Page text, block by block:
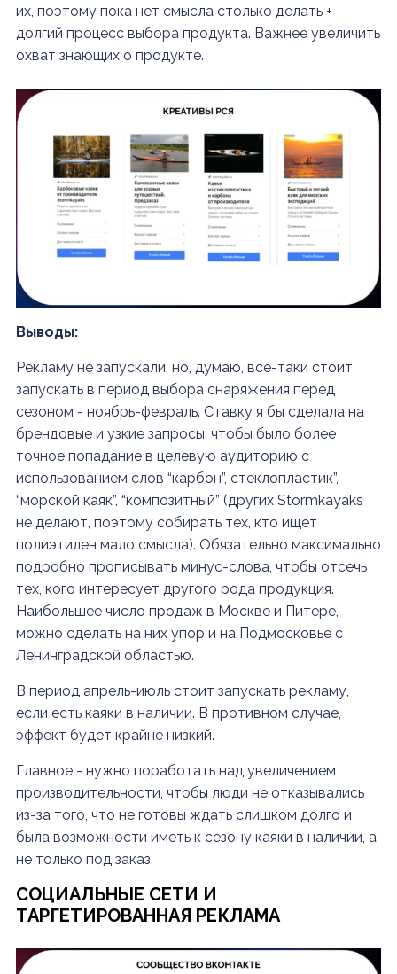
их, поэтому пока нет смысла столько делать +
долгий процесс выбора продукта. Важнее увеличить
охват знающих о продукте.
Выводы:
Рекламу не запускали, но, думаю, все-таки стоит
запускать в период выбора снаряжения перед
сезоном - ноябрь-февраль. Ставку я бы сделала на
брендовые и узкие запросы, чтобы было более
точное попадание в целевую аудиторию с
использованием слов “карбон”, стеклопластик”,
“морской каяк”, “композитный” (других Stormkayaks
не делают, поэтому собирать тех, кто ищет
полиэтилен мало смысла). Обязательно максимально
подробно прописывать минус-слова, чтобы отсечь
тех, кого интересует другого рода продукция.
Наибольшее число продаж в Москве и Питере,
можно сделать на них упор и на Подмосковье с
Ленинградской областью.
В период апрель-июль стоит запускать рекламу,
если есть каяки в наличии. В противном случае,
эффект будет крайне низкий.
Главное - нужно поработать над увеличением
производительности, чтобы люди не отказывались
из-за того, что не готовы ждать слишком долго и
была возможности иметь к сезону каяки в наличии, а
не только под заказ.
СОЦИАЛЬНЫЕ СЕТИ И
ТАРГЕТИРОВАННАЯ РЕКЛАМА